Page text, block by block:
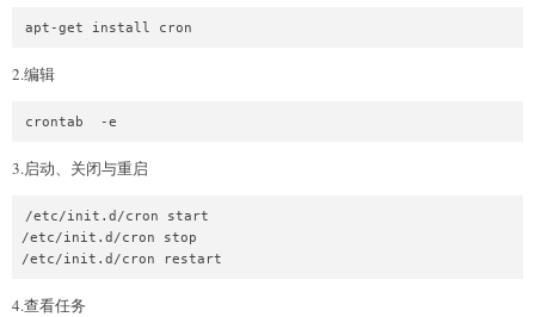
2.编辑
3.启动、关闭与重启
/etc/init.d/cron start
/etc/init.d/cron stop
4.查看任务